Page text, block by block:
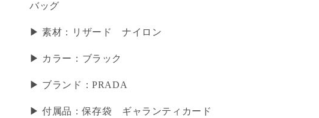
バッグ
▶ 素材：リザード ナイロン
▶ カラー：ブラック
▶ ブランド：PRADA
▶ 付属品：保存袋 ギャランティカード